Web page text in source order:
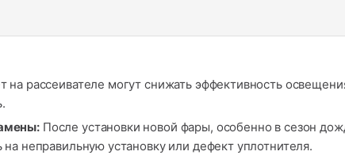
на рассеивателе могут снижать эффективность
После установки новой фары, особенно в сезон
неправильную установку или дефект уплотнителя.